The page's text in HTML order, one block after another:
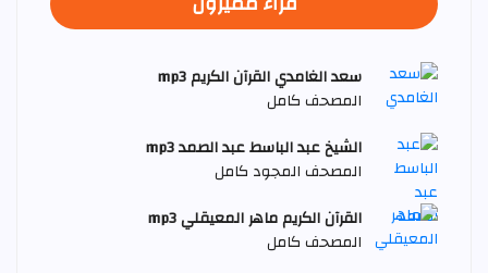
سعد الغامدي القرآن الكريم mp3
المصحف كامل
الشيخ عبد الباسط عبد الصمد mp3
المصحف المجود كامل
القرآن الكريم ماهر المعيقلي mp3
المصحف كامل